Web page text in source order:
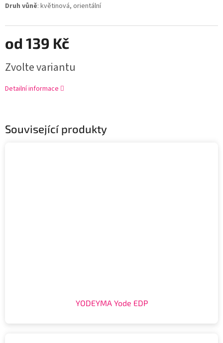
od 139 Kč
Zvolte variantu
Druh vůně: květinová, orientální
Detailní informace
Související produkty
YODEYMA Yode EDP